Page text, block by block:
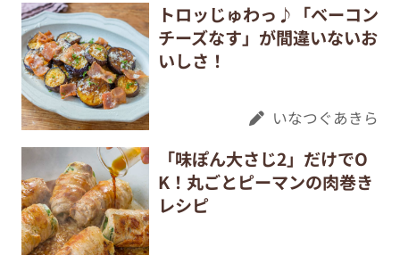
トロッじゅわっ♪「ベーコン
チーズなす」が間違いないお
いしさ！
いなつぐあきら
「味ぽん大さじ2」だけでO
K！丸ごとピーマンの肉巻き
レシピ